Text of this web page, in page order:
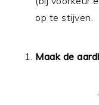
op te stijven.
Maak de